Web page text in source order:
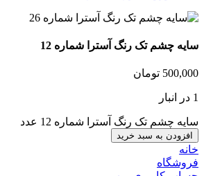
سایه چشم تک رنگ آسترا شماره 12
500,000 تومان
1 در انبار
سایه چشم تک رنگ آسترا شماره 12 عدد
افزودن به سبد خرید
خانه
فروشگاه